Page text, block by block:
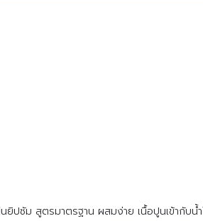
ซัม สูตรมาตรฐาน ผสมง่าย เนื้อปูนเข้ากับน้